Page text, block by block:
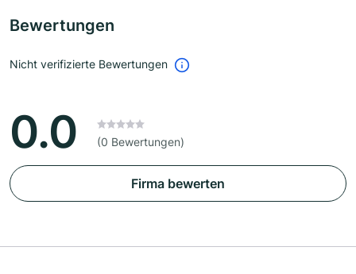
Bewertungen
Nicht verifizierte Bewertungen
0.0 (0 Bewertungen)
Firma bewerten